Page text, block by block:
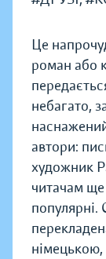
Це
роман або
небагато,
автори:
художник
читачам ще
популярні.
німецькою,